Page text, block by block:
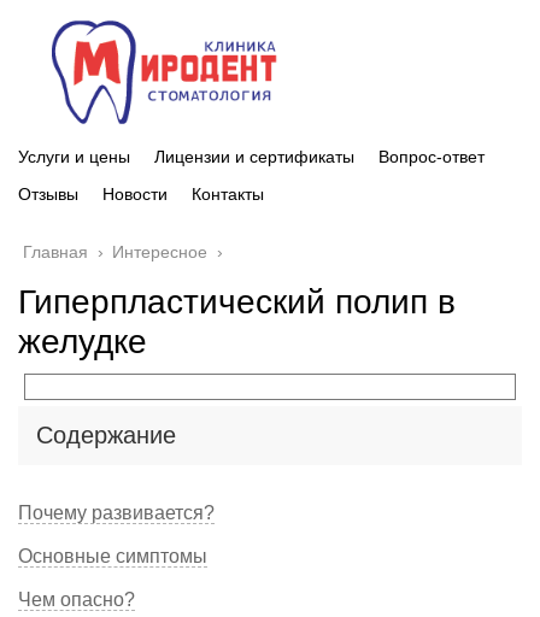
Услуги и цены Лицензии и сертификаты
Вопрос-ответ
Отзывы
Новости Контакты
Главная › Интересное ›
Гиперпластический полип в
желудке
Содержание
Почему развивается?
Основные симптомы
Чем опасно?